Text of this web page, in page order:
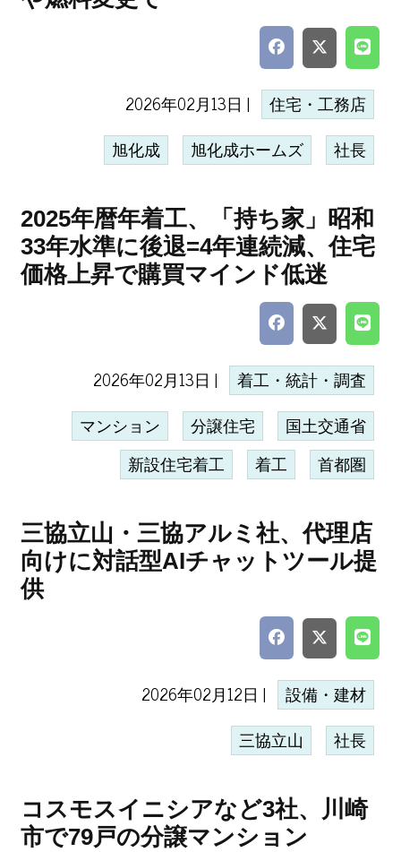
2026年02月13日 | 住宅・工務店
旭化成 旭化成ホームズ 社長
2025年暦年着工、「持ち家」昭和
33年水準に後退=4年連続減、住宅
価格上昇で購買マインド低迷
2026年02月13日 | 着工・統計・調査
マンション 分譲住宅 国土交通省
新設住宅着工 着工 首都圏
三協立山・三協アルミ社、代理店
向けに対話型AIチャットツール提
供
2026年02月12日 | 設備・建材
三協立山 社長
コスモスイニシアなど3社、川崎
市で79戸の分譲マンション